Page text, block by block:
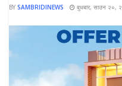
BY SAMBRIDINEWS बुधबार, साउन २०,